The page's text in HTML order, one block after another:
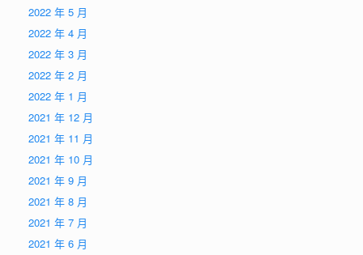
2022 年 5 月
2022 年 4 月
2022 年 3 月
2022 年 2 月
2022 年 1 月
2021 年 12 月
2021 年 11 月
2021 年 10 月
2021 年 9 月
2021 年 8 月
2021 年 7 月
2021 年 6 月